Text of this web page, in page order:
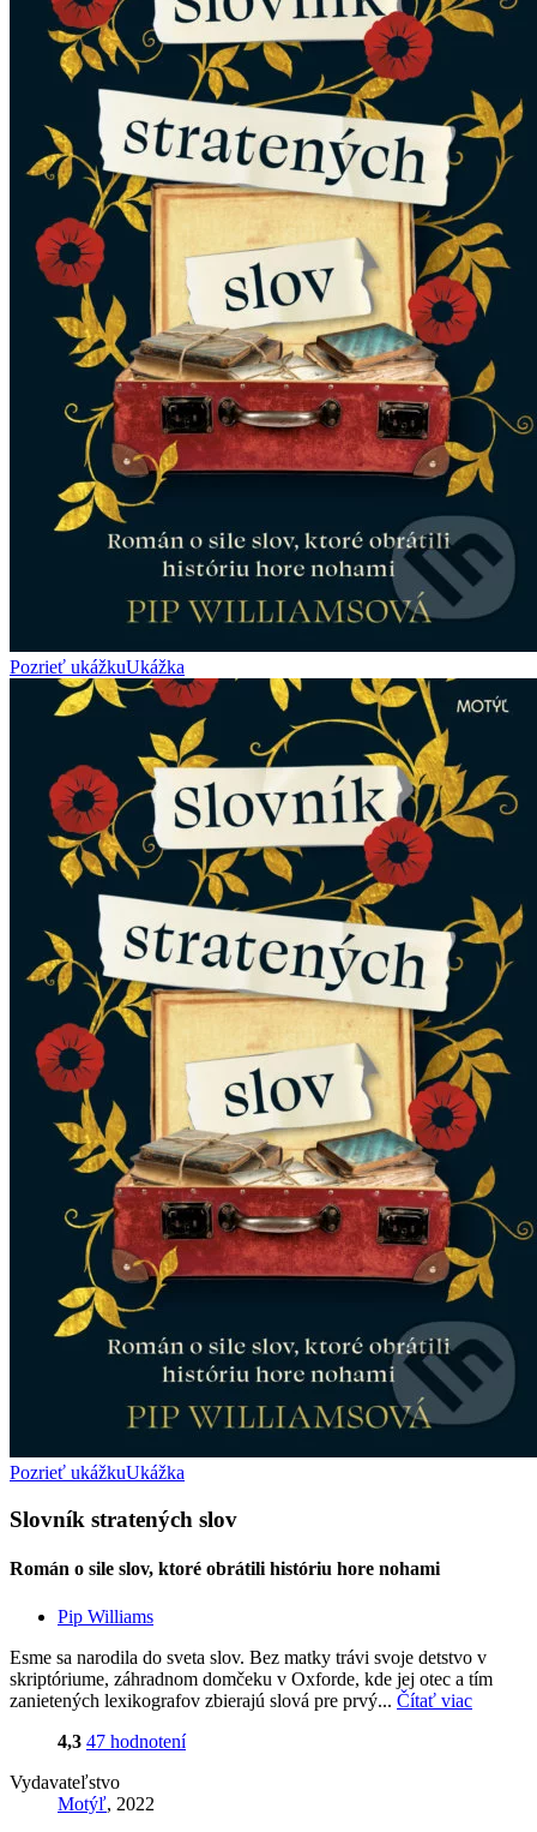
Pozrieť ukážkuUkážka
Pozrieť ukážkuUkážka
Slovník stratených slov
Román o sile slov, ktoré obrátili históriu hore nohami
Pip Williams
Esme sa narodila do sveta slov. Bez matky trávi svoje detstvo v
skriptóriume, záhradnom domčeku v Oxforde, kde jej otec a tím
zanietených lexikografov zbierajú slová pre prvý... Čítať viac
4,3 47 hodnotení
Vydavateľstvo
Motýľ, 2022